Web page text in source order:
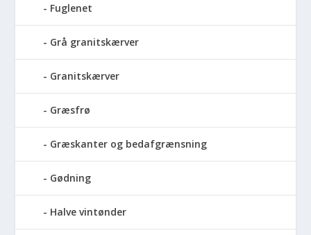
Fuglenet
Grå granitskærver
Granitskærver
Græsfrø
Græskanter og bedafgrænsning
Gødning
Halve vintønder